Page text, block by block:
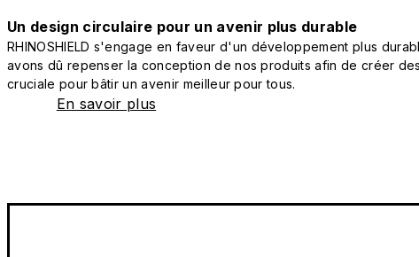
Un design circulaire pour un avenir plus durable
RHINOSHIELD s'engage en faveur d'un développement plus
avons dû repenser la conception de nos produits afin de créer
cruciale pour bâtir un avenir meilleur pour tous.
En savoir plus